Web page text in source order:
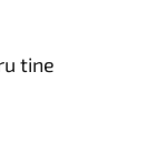
tine